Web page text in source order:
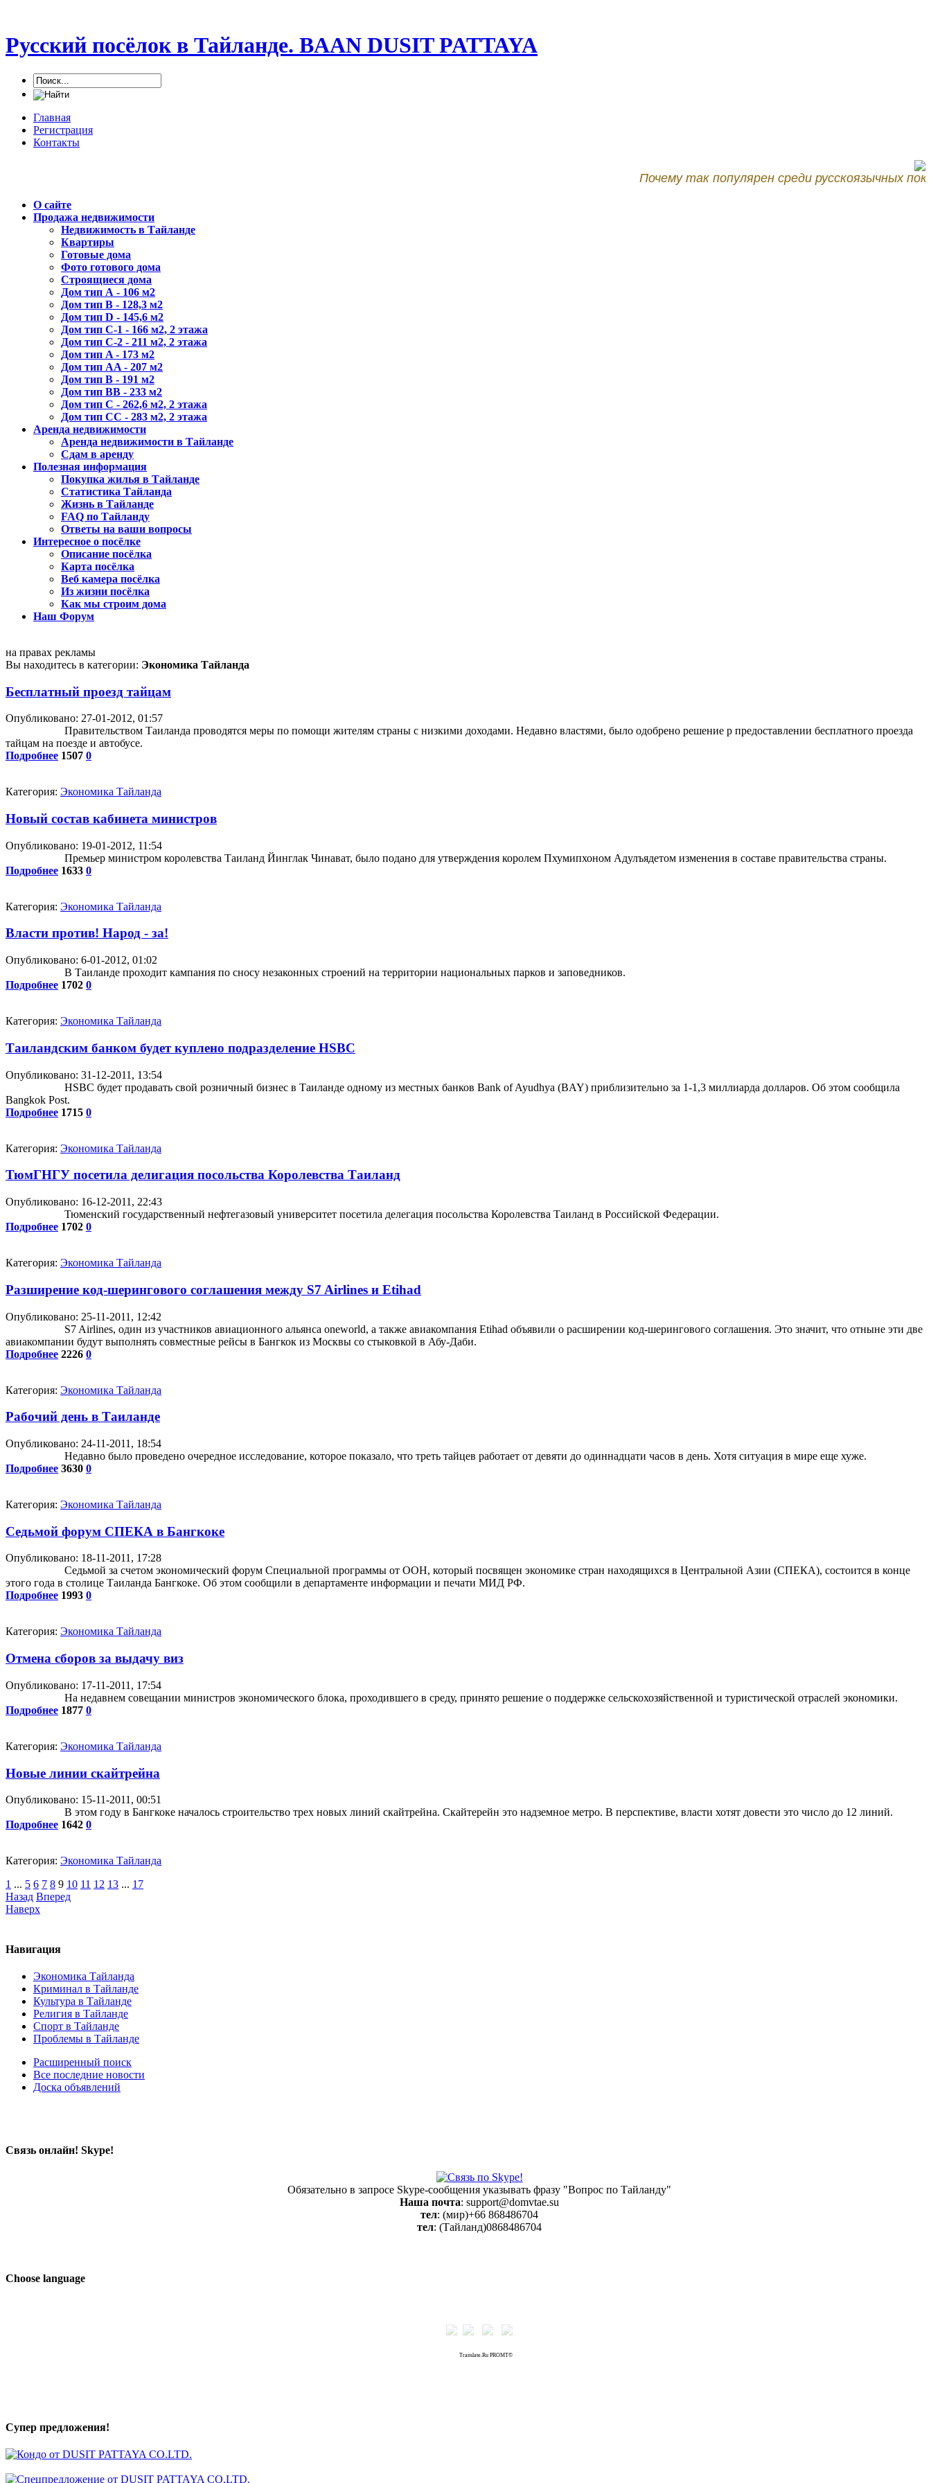
Русский посёлок в Тайланде. BAAN DUSIT PATTAYA
Главная
Регистрация
Контакты
Почему так популярен среди русскоязычных
О сайте
Продажа недвижимости
Недвижимость в Тайланде
Квартиры
Готовые дома
Фото готового дома
Строящиеся дома
Дом тип А - 106 м2
Дом тип В - 128,3 м2
Дом тип D - 145,6 м2
Дом тип С-1 - 166 м2, 2 этажа
Дом тип С-2 - 211 м2, 2 этажа
Дом тип A - 173 м2
Дом тип AA - 207 м2
Дом тип B - 191 м2
Дом тип BB - 233 м2
Дом тип C - 262,6 м2, 2 этажа
Дом тип CС - 283 м2, 2 этажа
Аренда недвижимости
Аренда недвижимости в Тайланде
Сдам в аренду
Полезная информация
Покупка жилья в Тайланде
Статистика Тайланда
Жизнь в Тайланде
FAQ по Тайланду
Ответы на ваши вопросы
Интересное о посёлке
Описание посёлка
Карта посёлка
Веб камера посёлка
Из жизни посёлка
Как мы строим дома
Наш Форум
на правах рекламы
Вы находитесь в категории: Экономика Тайланда
Бесплатный проезд тайцам
Опубликовано: 27-01-2012, 01:57
Правительством Таиланда проводятся меры по помощи жителям страны с низкими доходами. Недавно властями, было одобрено решение р предоставлении бесплатного проезда
тайцам на поезде и автобусе.
Подробнее 1507 0
Категория: Экономика Тайланда
Новый состав кабинета министров
Опубликовано: 19-01-2012, 11:54
Премьер министром королевства Таиланд Йинглак Чинават, было подано для утверждения королем Пхумипхоном Адулъядетом изменения в составе правительства страны.
Подробнее 1633 0
Категория: Экономика Тайланда
Власти против! Народ - за!
Опубликовано: 6-01-2012, 01:02
В Таиланде проходит кампания по сносу незаконных строений на территории национальных парков и заповедников.
Подробнее 1702 0
Категория: Экономика Тайланда
Таиландским банком будет куплено подразделение HSBC
Опубликовано: 31-12-2011, 13:54
HSBC будет продавать свой розничный бизнес в Таиланде одному из местных банков Bank of Ayudhya (BAY) приблизительно за 1-1,3 миллиарда долларов. Об этом сообщила
Bangkok Post.
Подробнее 1715 0
Категория: Экономика Тайланда
ТюмГНГУ посетила делигация посольства Королевства Таиланд
Опубликовано: 16-12-2011, 22:43
Тюменский государственный нефтегазовый университет посетила делегация посольства Королевства Таиланд в Российской Федерации.
Подробнее 1702 0
Категория: Экономика Тайланда
Разширение код-шерингового соглашения между S7 Airlines и Etihad
Опубликовано: 25-11-2011, 12:42
S7 Airlines, один из участников авиационного альянса oneworld, а также авиакомпания Etihad объявили о расширении код-шерингового соглашения. Это значит, что отныне эти две
авиакомпании будут выполнять совместные рейсы в Бангкок из Москвы со стыковкой в Абу-Даби.
Подробнее 2226 0
Категория: Экономика Тайланда
Рабочий день в Таиланде
Опубликовано: 24-11-2011, 18:54
Недавно было проведено очередное исследование, которое показало, что треть тайцев работает от девяти до одиннадцати часов в день. Хотя ситуация в мире еще хуже.
Подробнее 3630 0
Категория: Экономика Тайланда
Седьмой форум СПЕКА в Бангкоке
Опубликовано: 18-11-2011, 17:28
Седьмой за счетом экономический форум Специальной программы от ООН, который посвящен экономике стран находящихся в Центральной Азии (СПЕКА), состоится в конце
этого года в столице Таиланда Бангкоке. Об этом сообщили в департаменте информации и печати МИД РФ.
Подробнее 1993 0
Категория: Экономика Тайланда
Отмена сборов за выдачу виз
Опубликовано: 17-11-2011, 17:54
На недавнем совещании министров экономического блока, проходившего в среду, принято решение о поддержке сельскохозяйственной и туристической отраслей экономики.
Подробнее 1877 0
Категория: Экономика Тайланда
Новые линии скайтрейна
Опубликовано: 15-11-2011, 00:51
В этом году в Бангкоке началось строительство трех новых линий скайтрейна. Скайтерейн это надземное метро. В перспективе, власти хотят довести это число до 12 линий.
Подробнее 1642 0
Категория: Экономика Тайланда
1 ... 5 6 7 8 9 10 11 12 13 ... 17
Назад Вперед
Наверх
Навигация
Экономика Тайланда
Криминал в Тайланде
Культура в Тайланде
Религия в Тайланде
Спорт в Тайланде
Проблемы в Тайланде
Расширенный поиск
Все последние новости
Доска объявлений
Связь онлайн! Skype!
Обязательно в запросе Skype-сообщения указывать фразу "Вопрос по Тайланду"
Наша почта: support@domvtae.su
тел: (мир)+66 868486704
тел: (Тайланд)0868486704
Сhoose language
Translate.Ru PROMT©
Супер предложения!